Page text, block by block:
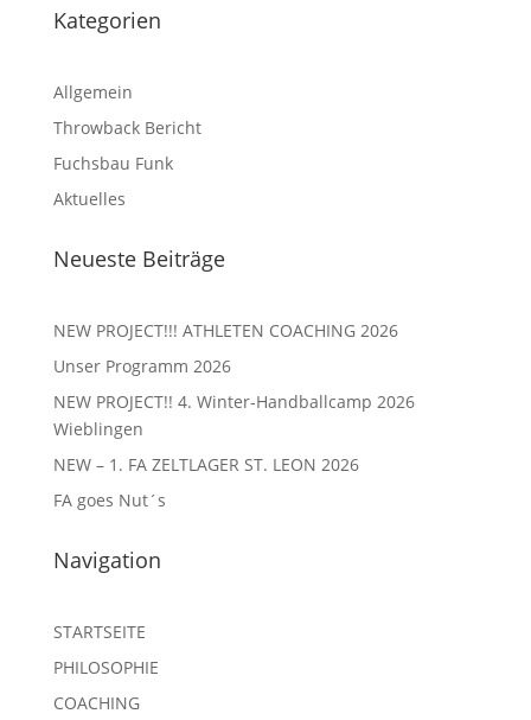
Kategorien
Allgemein
Throwback Bericht
Fuchsbau Funk
Aktuelles
Neueste Beiträge
NEW PROJECT!!! ATHLETEN COACHING 2026
Unser Programm 2026
NEW PROJECT!! 4. Winter-Handballcamp 2026
Wieblingen
NEW – 1. FA ZELTLAGER ST. LEON 2026
FA goes Nut´s
Navigation
STARTSEITE
PHILOSOPHIE
COACHING